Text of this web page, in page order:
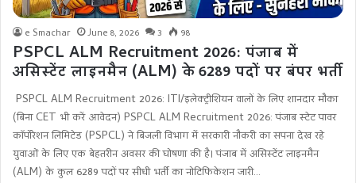
e Smachar June 8, 2026 3 98
PSPCL ALM Recruitment 2026: पंजाब में
असिस्टेंट लाइनमैन (ALM) के 6289 पदों पर बंपर भर्ती
PSPCL ALM Recruitment 2026: ITI/इलेक्ट्रीशियन वालों के लिए शानदार मौका
(बिना CET भी करें आवेदन) PSPCL ALM Recruitment 2026: पंजाब स्टेट पावर
कॉर्पोरेशन लिमिटेड (PSPCL) ने बिजली विभाग में सरकारी नौकरी का सपना देख रहे
युवाओं के लिए एक बेहतरीन अवसर की घोषणा की है। पंजाब में असिस्टेंट लाइनमैन
(ALM) के कुल 6289 पदों पर सीधी भर्ती का नोटिफिकेशन जारी…